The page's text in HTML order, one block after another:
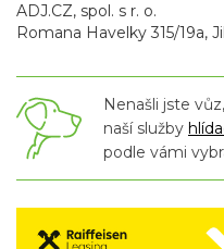
ADJ.CZ, spol. s r. o.
Romana Havelky 315/19a,
Nenašli jste
naší služby
podle vámi